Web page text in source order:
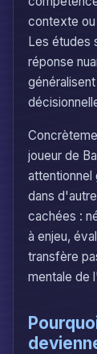
contexte ou
Les études
réponse
joueur de
attentionnel
dans
cachées :
à enjeu,
transfère
mentale de